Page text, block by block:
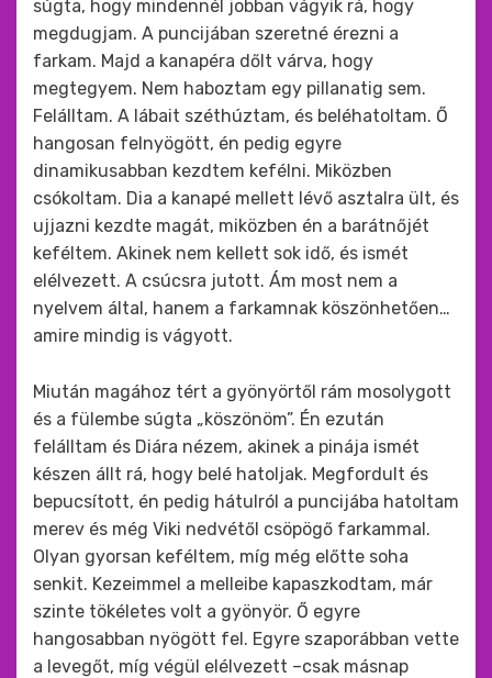
súgta, hogy mindennél jobban vágyik rá, hogy
megdugjam. A puncijában szeretné érezni a
farkam. Majd a kanapéra dőlt várva, hogy
megtegyem. Nem haboztam egy pillanatig sem.
Felálltam. A lábait széthúztam, és beléhatoltam. Ő
hangosan felnyögött, én pedig egyre
dinamikusabban kezdtem kefélni. Miközben
csókoltam. Dia a kanapé mellett lévő asztalra ült, és
ujjazni kezdte magát, miközben én a barátnőjét
keféltem. Akinek nem kellett sok idő, és ismét
elélvezett. A csúcsra jutott. Ám most nem a
nyelvem által, hanem a farkamnak köszönhetően…
amire mindig is vágyott.
Miután magához tért a gyönyörtől rám mosolygott
és a fülembe súgta „köszönöm”. Én ezután
felálltam és Diára nézem, akinek a pinája ismét
készen állt rá, hogy belé hatoljak. Megfordult és
bepucsított, én pedig hátulról a puncijába hatoltam
merev és még Viki nedvétől csöpögő farkammal.
Olyan gyorsan keféltem, míg még előtte soha
senkit. Kezeimmel a melleibe kapaszkodtam, már
szinte tökéletes volt a gyönyör. Ő egyre
hangosabban nyögött fel. Egyre szaporábban vette
a levegőt, míg végül elélvezett –csak másnap